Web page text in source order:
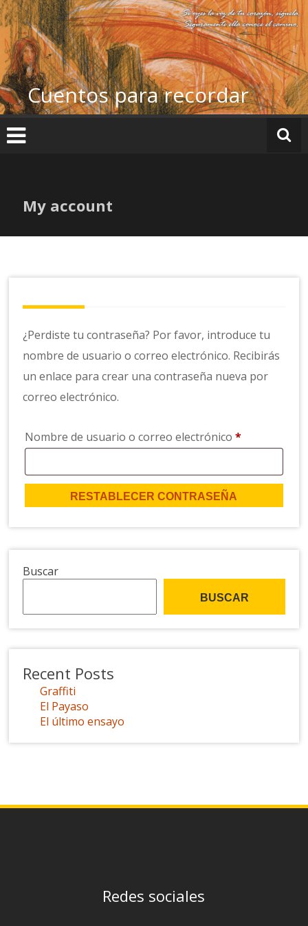
Ir
al
contenido
Cuentos para recordar
My account
¿Perdiste tu contraseña? Por favor, introduce tu
nombre de usuario o correo electrónico. Recibirás
un enlace para crear una contraseña nueva por
correo electrónico.
Nombre de usuario o correo electrónico*Obligatorio
RESTABLECER CONTRASEÑA
Buscar
BUSCAR
Recent Posts
Graffiti
El Payaso
El último ensayo
Redes sociales